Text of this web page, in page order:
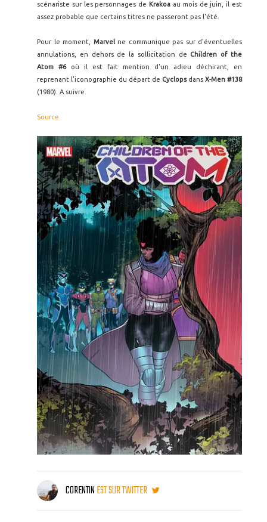
scénariste sur les personnages de Krakoa au mois de juin, il est
assez probable que certains titres ne passeront pas l'été.
Pour le moment, Marvelne communique pas sur d'éventuelles
annulations, en dehors de la sollicitation de Children of the
Atom #6où il est fait mention d'un adieu déchirant, en
reprenant l'iconographie du départ de Cyclopsdans X-Men #138
(1980). A suivre.
Source
CORENTINEST SUR TWITTER